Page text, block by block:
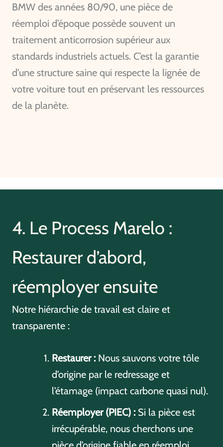
BMW des années 80/90, une pièce de
réemploi d’époque possède souvent un
traitement anticorrosion supérieur aux
standards industriels actuels. C’est la garantie
d’une structure saine qui respecte la lignée de
votre voiture tout en préservant les ressources
de la planète.
4. Le Process Marelo :
Restaurer d’abord,
réemployer ensuite
Notre hiérarchie de travail est claire et
transparente :
Restaurer : Nous sauvons votre tôle
d’origine par le redressage et
l’étamage (impact carbone quasi nul).
Réemployer (PIEC) : Si la pièce est
irrécupérable, nous cherchons une